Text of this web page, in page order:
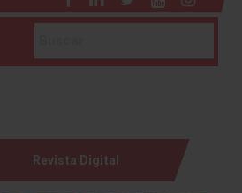
Revista Digital